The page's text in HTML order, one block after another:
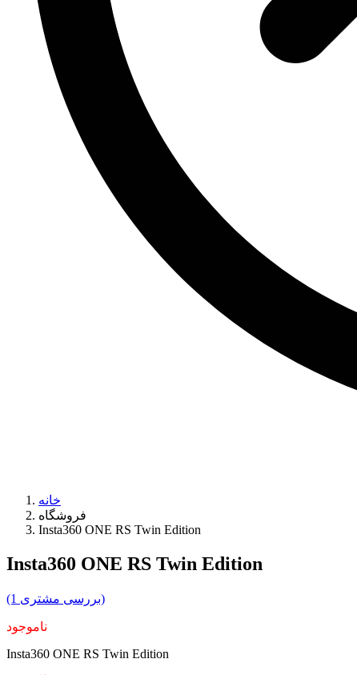
خانه
فروشگاه
Insta360 ONE RS Twin Edition
Insta360 ONE RS Twin Edition
(1 بررسی مشتری)
ناموجود
Insta360 ONE RS Twin Edition